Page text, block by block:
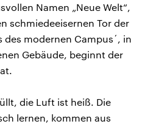
Namen „Neue Welt“,
schmiedeeisernen Tor der
des modernen Campus´, in
Gebäude, beginnt der
die Luft ist heiß. Die
lernen, kommen aus